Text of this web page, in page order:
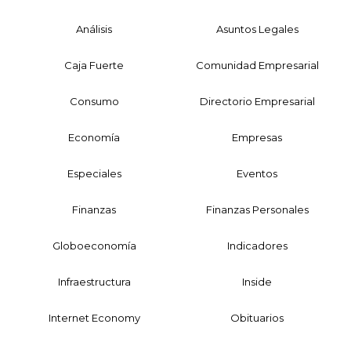
Análisis Asuntos Legales
Caja Fuerte Comunidad Empresarial
Consumo Directorio Empresarial
Economía Empresas
Especiales Eventos
Finanzas Finanzas Personales
Globoeconomía Indicadores
Infraestructura Inside
Internet Economy Obituarios